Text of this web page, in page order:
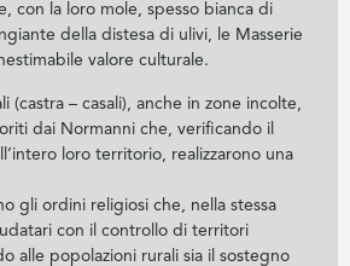
con la loro mole, spesso bianca di
della distesa di ulivi, le Masserie
valore culturale.
(castra – casali), anche in zone incolte,
dai Normanni che, verificando il
loro territorio, realizzarono una
gli ordini religiosi che, nella stessa
con il controllo di territori
alle popolazioni rurali sia il sostegno